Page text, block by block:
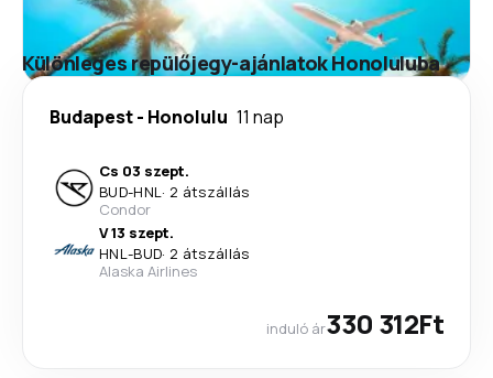
Különleges repülőjegy-ajánlatok Honoluluba
Budapest- Honolulu 11 nap
Cs 03 szept.
BUD-HNL· 2 átszállás
Condor
V 13 szept.
HNL-BUD· 2 átszállás
Alaska Airlines
induló ár330 312Ft